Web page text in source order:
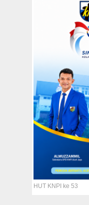
HUT KNPI ke 53